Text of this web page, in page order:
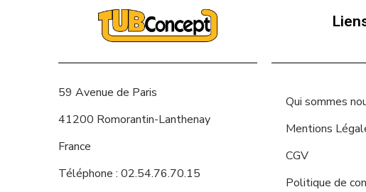
59 Avenue de Paris
41200 Romorantin-Lanthenay
France
Téléphone : 02.54.76.70.15
Qui sommes
Mentions
CGV
Politique de